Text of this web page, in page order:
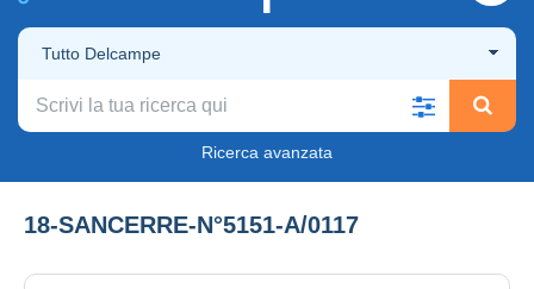
Tutto Delcampe
Ricerca avanzata
18-SANCERRE-N°5151-A/0117